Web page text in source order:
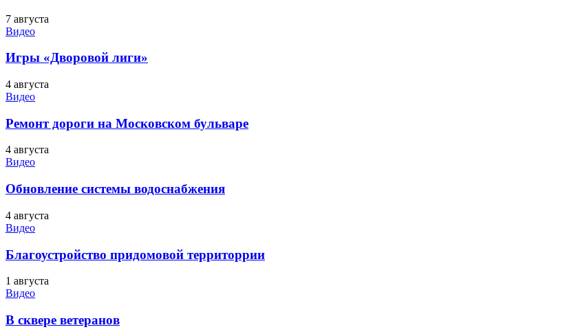
7 августа
Видео
Игры «Дворовой лиги»
4 августа
Видео
Ремонт дороги на Московском бульваре
4 августа
Видео
Обновление системы водоснабжения
4 августа
Видео
Благоустройство придомовой территоррии
1 августа
Видео
В сквере ветеранов